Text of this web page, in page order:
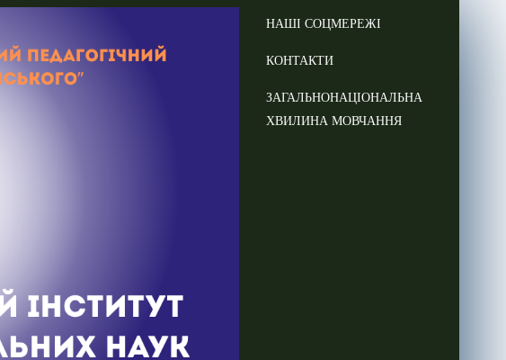
НАШІ СОЦМЕРЕЖІ
КОНТАКТИ
ЗАГАЛЬНОНАЦІОНАЛЬНА
ХВИЛИНА МОВЧАННЯ